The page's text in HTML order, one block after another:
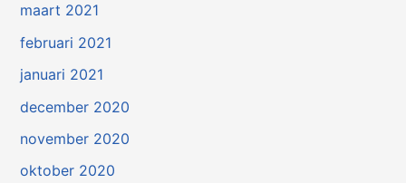
maart 2021
februari 2021
januari 2021
december 2020
november 2020
oktober 2020